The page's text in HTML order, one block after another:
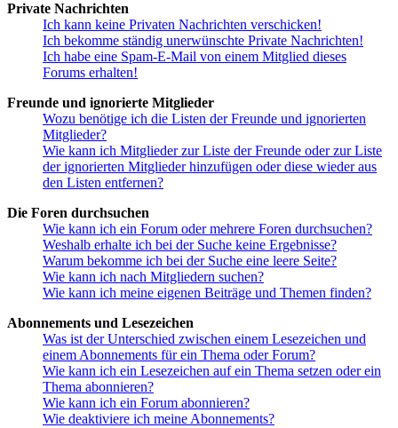
Private Nachrichten
Ich kann keine Privaten Nachrichten verschicken!
Ich bekomme ständig unerwünschte Private Nachrichten!
Ich habe eine Spam-E-Mail von einem Mitglied dieses
Forums erhalten!
Freunde und ignorierte Mitglieder
Wozu benötige ich die Listen der Freunde und ignorierten
Mitglieder?
Wie kann ich Mitglieder zur Liste der Freunde oder zur Liste
der ignorierten Mitglieder hinzufügen oder diese wieder aus
den Listen entfernen?
Die Foren durchsuchen
Wie kann ich ein Forum oder mehrere Foren durchsuchen?
Weshalb erhalte ich bei der Suche keine Ergebnisse?
Warum bekomme ich bei der Suche eine leere Seite?
Wie kann ich nach Mitgliedern suchen?
Wie kann ich meine eigenen Beiträge und Themen finden?
Abonnements und Lesezeichen
Was ist der Unterschied zwischen einem Lesezeichen und
einem Abonnements für ein Thema oder Forum?
Wie kann ich ein Lesezeichen auf ein Thema setzen oder ein
Thema abonnieren?
Wie kann ich ein Forum abonnieren?
Wie deaktiviere ich meine Abonnements?